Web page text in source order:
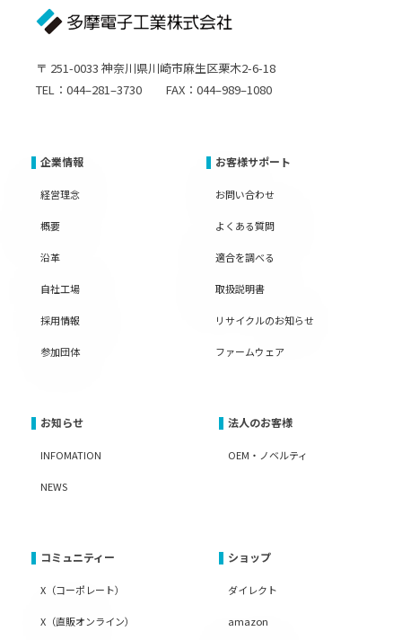
〒 251-0033 神奈川県川崎市麻生区栗木2-6-18
TEL：044–281–3730 FAX：044–989–1080
企業情報
経営理念
概要
沿革
自社工場
採用情報
参加団体
お客様サポート
お問い合わせ
よくある質問
適合を調べる
取扱説明書
リサイクルのお知らせ
ファームウェア
お知らせ
INFOMATION
NEWS
法人のお客様
OEM・ノベルティ
コミュニティー
X（コーポレート）
X（直販オンライン）
ショップ
ダイレクト
amazon